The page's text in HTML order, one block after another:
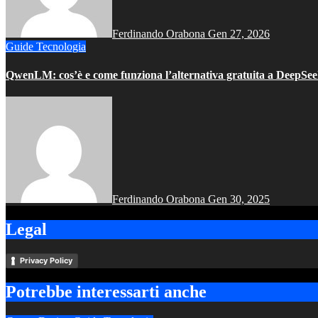
Ferdinando Orabona Gen 27, 2026
Guide Tecnologia
QwenLM: cos’è e come funziona l’alternativa gratuita a
Ferdinando Orabona Gen 30, 2025
Legal
Privacy Policy
Potrebbe interessarti anche